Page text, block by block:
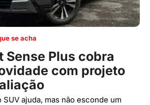
se acha
Sense Plus cobra
com projeto
ajuda, mas não esconde um